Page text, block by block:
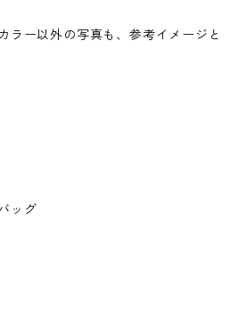
ラー以外の写真も、参考イメージと
ッグ